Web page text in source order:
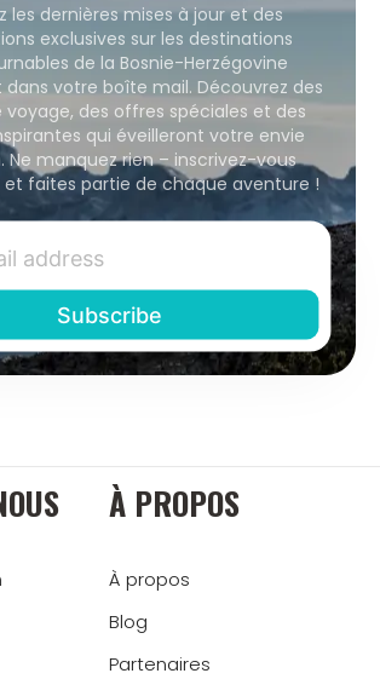
les dernières mises à jour et des
exclusives sur les destinations
de la Bosnie-Herzégovine
votre boîte mail. Découvrez des
voyage, des offres spéciales et des
qui éveilleront votre envie
Ne manquez rien – inscrivez-vous
faites partie de chaque aventure !
À PROPOS
À propos
Blog
Partenaires